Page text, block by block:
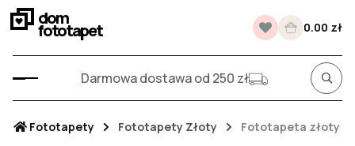
dom
fototapet 0.00 zł
Darmowa dostawa od 250 zł
Fototapety Fototapety Złoty Fototapeta złoty